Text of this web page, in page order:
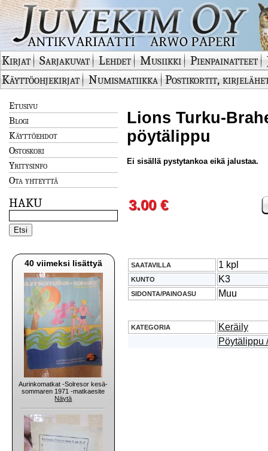
Kirjat Sarjakuvat Lehdet Musiikki Pienpainatteet
Käyttöohjekirjat
Numismatiikka Postikortit,
Etusivu
Blogi
Käyttöehdot
Ostoskori
Yritysinfo
Ota yhteyttä
HAKU
40 viimeksi lisättyä
Aurinkomatkat -Solresor kesä-
sommaren 1971 -matkaesite
Näytä
Lions Turku-
pöytälippu
Ei sisällä pystytankoa eikä jalustaa.
3.00 €
SAATAVILLA 1 kpl
KUNTO K3
SIDONTA/PAINOASU Muu
KATEGORIA
Keräily
Pöytälippu